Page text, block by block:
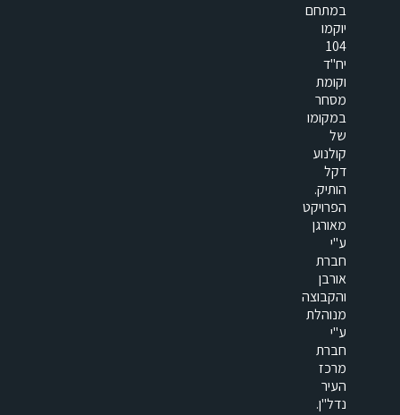
במתחם
יוקמו
104
יח"ד
וקומת
מסחר
במקומו
של
קולנוע
דקל
הותיק.
הפרויקט
מאורגן
ע"י
חברת
אורבן
והקבוצה
מנוהלת
ע"י
חברת
מרכז
העיר
נדל"ן.